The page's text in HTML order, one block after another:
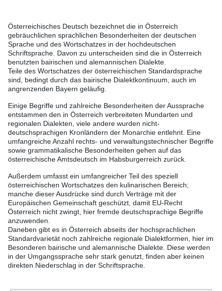
Österreichisches Deutsch bezeichnet die in Österreich
gebräuchlichen sprachlichen Besonderheiten der deutschen
Sprache und des Wortschatzes in der hochdeutschen
Schriftsprache. Davon zu unterscheiden sind die in Österreich
benutzten bairischen und alemannischen Dialekte.
Teile des Wortschatzes der österreichischen Standardsprache
sind, bedingt durch das bairische Dialektkontinuum, auch im
angrenzenden Bayern geläufig.
Einige Begriffe und zahlreiche Besonderheiten der Aussprache
entstammen den in Österreich verbreiteten Mundarten und
regionalen Dialekten, viele andere wurden nicht-
deutschsprachigen Kronländern der Monarchie entlehnt. Eine
umfangreiche Anzahl rechts- und verwaltungstechnischer Begriffe
sowie grammatikalische Besonderheiten gehen auf das
österreichische Amtsdeutsch im Habsburgerreich zurück.
Außerdem umfasst ein umfangreicher Teil des speziell
österreichischen Wortschatzes den kulinarischen Bereich;
manche dieser Ausdrücke sind durch Verträge mit der
Europäischen Gemeinschaft geschützt, damit EU-Recht
Österreich nicht zwingt, hier fremde deutschsprachige Begriffe
anzuwenden.
Daneben gibt es in Österreich abseits der hochsprachlichen
Standardvarietät noch zahlreiche regionale Dialektformen, hier im
Besonderen bairische und alemannische Dialekte. Diese werden
in der Umgangssprache sehr stark genutzt, finden aber keinen
direkten Niederschlag in der Schriftsprache.